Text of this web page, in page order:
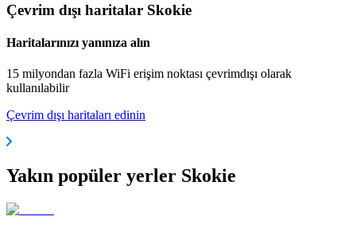
Çevrim dışı haritalar Skokie
Haritalarınızı yanınıza alın
15 milyondan fazla WiFi erişim noktası çevrimdışı olarak
kullanılabilir
Çevrim dışı haritaları edinin
Yakın popüler yerler Skokie